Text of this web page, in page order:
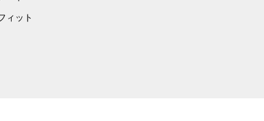
ィット